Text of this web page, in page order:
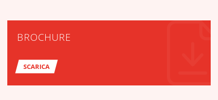
BROCHURE
SCARICA